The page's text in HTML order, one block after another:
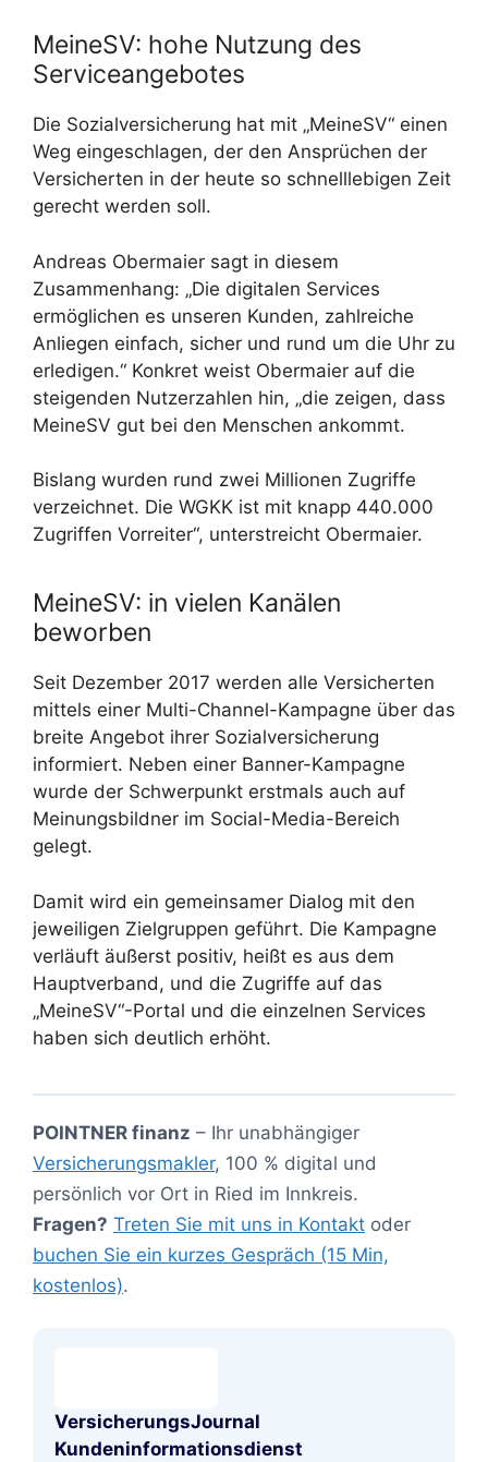
MeineSV: hohe Nutzung des
Serviceangebotes
Die Sozialversicherung hat mit „MeineSV“ einen
Weg eingeschlagen, der den Ansprüchen der
Versicherten in der heute so schnelllebigen Zeit
gerecht werden soll.
Andreas Obermaier sagt in diesem
Zusammenhang: „Die digitalen Services
ermöglichen es unseren Kunden, zahlreiche
Anliegen einfach, sicher und rund um die Uhr zu
erledigen.“ Konkret weist Obermaier auf die
steigenden Nutzerzahlen hin, „die zeigen, dass
MeineSV gut bei den Menschen ankommt.
Bislang wurden rund zwei Millionen Zugriffe
verzeichnet. Die WGKK ist mit knapp 440.000
Zugriffen Vorreiter“, unterstreicht Obermaier.
MeineSV: in vielen Kanälen
beworben
Seit Dezember 2017 werden alle Versicherten
mittels einer Multi-Channel-Kampagne über das
breite Angebot ihrer Sozialversicherung
informiert. Neben einer Banner-Kampagne
wurde der Schwerpunkt erstmals auch auf
Meinungsbildner im Social-Media-Bereich
gelegt.
Damit wird ein gemeinsamer Dialog mit den
jeweiligen Zielgruppen geführt. Die Kampagne
verläuft äußerst positiv, heißt es aus dem
Hauptverband, und die Zugriffe auf das
„MeineSV“-Portal und die einzelnen Services
haben sich deutlich erhöht.
POINTNER finanz – Ihr unabhängiger
Versicherungsmakler, 100 % digital und
persönlich vor Ort in Ried im Innkreis.
Fragen? Treten Sie mit uns in Kontakt oder
buchen Sie ein kurzes Gespräch (15 Min,
kostenlos).
VersicherungsJournal
Kundeninformationsdienst